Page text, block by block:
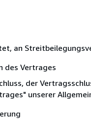
an
des Vertrages
der
unserer